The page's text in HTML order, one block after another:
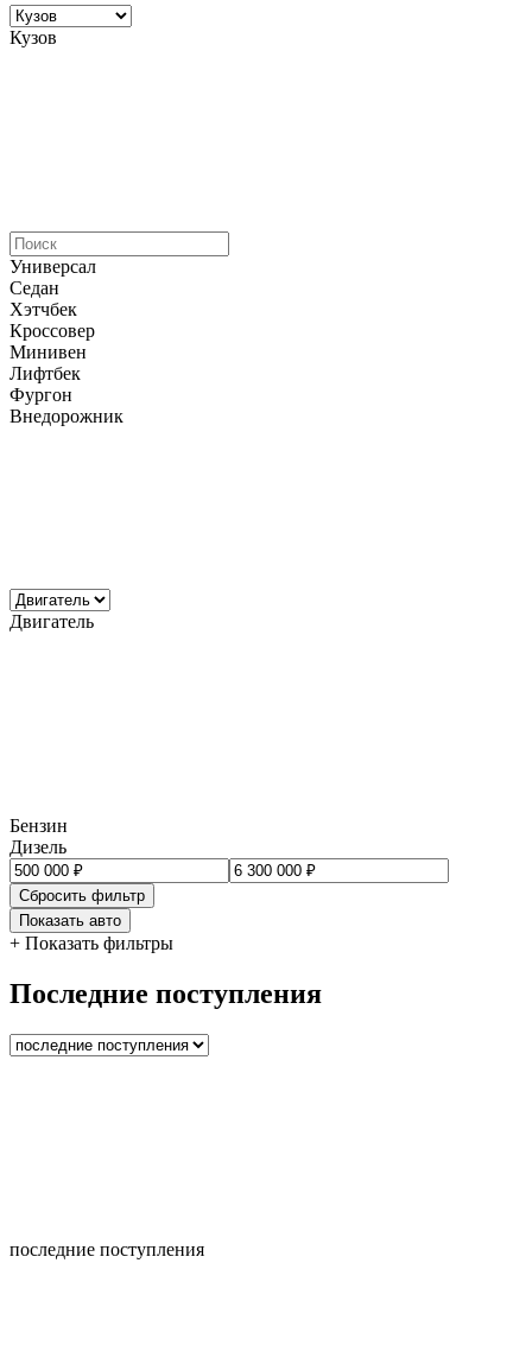
Кузов
Универсал
Седан
Хэтчбек
Кроссовер
Минивен
Лифтбек
Фургон
Внедорожник
Двигатель
Бензин
Дизель
Сбросить фильтр
Показать авто
+ Показать фильтры
Последние поступления
последние поступления